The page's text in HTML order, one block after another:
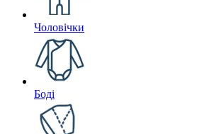
Чоловічки
Боді